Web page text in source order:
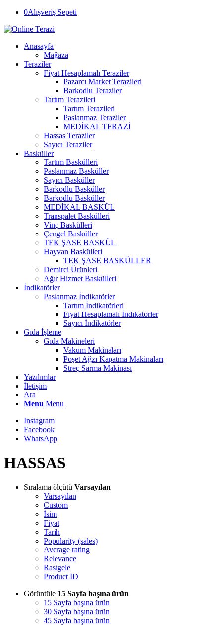
0Alışveriş Sepeti
Anasayfa
Mağaza
Teraziler
Fiyat Hesaplamalı Teraziler
Pazarcı Market Terazileri
Barkodlu Teraziler
Tartım Terazileri
Tartım Terazileri
Paslanmaz Teraziler
MEDİKAL TERAZİ
Hassas Teraziler
Sayıcı Teraziler
Basküller
Tartım Baskülleri
Paslanmaz Basküller
Sayıcı Basküller
Barkodlu Basküller
Barkodlu Basküller
MEDİKAL BASKÜL
Transpalet Baskülleri
Vinç Baskülleri
Çengel Basküller
TEK ŞASE BASKÜL
Hayvan Baskülleri
TEK ŞASE BASKÜLLER
Demirci Ürünleri
Ağır Hizmet Baskülleri
İndikatörler
Paslanmaz İndikatörler
Tartım İndikatörleri
Fiyat Hesaplamalı İndikatörler
Sayıcı İndikatörler
Gıda İşleme
Gıda Makineleri
Vakum Makinaları
Poşet Ağzı Kapatma Makinaları
Streç Sarma Makinası
Yazılımlar
İletişim
Ara
Menu Menu
Instagram
Facebook
WhatsApp
HASSAS
Sıralama ölçütü Varsayılan
Varsayılan
Custom
İsim
Fiyat
Tarih
Popularity (sales)
Average rating
Relevance
Rastgele
Product ID
Görüntüle 15 Sayfa başına ürün
15 Sayfa başına ürün
30 Sayfa başına ürün
45 Sayfa başına ürün